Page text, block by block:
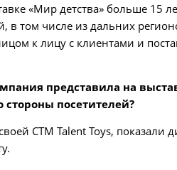
«Мир детства» больше 15
том числе из дальних
к лицу с клиентами и
представила на
посетителей?
СТМ Talent Toys, показали